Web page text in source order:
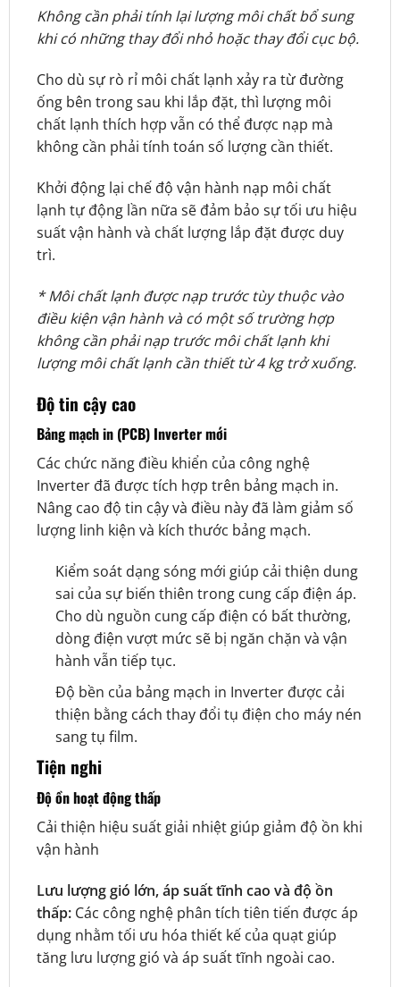
Không cần phải tính lại lượng môi chất bổ sung
khi có những thay đổi nhỏ hoặc thay đổi cục bộ.
Cho dù sự rò rỉ môi chất lạnh xảy ra từ đường
ống bên trong sau khi lắp đặt, thì lượng môi
chất lạnh thích hợp vẫn có thể được nạp mà
không cần phải tính toán số lượng cần thiết.
Khởi động lại chế độ vận hành nạp môi chất
lạnh tự động lần nữa sẽ đảm bảo sự tối ưu hiệu
suất vận hành và chất lượng lắp đặt được duy
trì.
* Môi chất lạnh được nạp trước tùy thuộc vào
điều kiện vận hành và có một số trường hợp
không cần phải nạp trước môi chất lạnh khi
lượng môi chất lạnh cần thiết từ 4 kg trở xuống.
Độ tin cậy cao
Bảng mạch in (PCB) Inverter mới
Các chức năng điều khiển của công nghệ
Inverter đã được tích hợp trên bảng mạch in.
Nâng cao độ tin cậy và điều này đã làm giảm số
lượng linh kiện và kích thước bảng mạch.
Kiểm soát dạng sóng mới giúp cải thiện dung
sai của sự biến thiên trong cung cấp điện áp.
Cho dù nguồn cung cấp điện có bất thường,
dòng điện vượt mức sẽ bị ngăn chặn và vận
hành vẫn tiếp tục.
Độ bền của bảng mạch in Inverter được cải
thiện bằng cách thay đổi tụ điện cho máy nén
sang tụ film.
Tiện nghi
Độ ồn hoạt động thấp
Cải thiện hiệu suất giải nhiệt giúp giảm độ ồn khi
vận hành
Lưu lượng gió lớn, áp suất tĩnh cao và độ ồn
thấp: Các công nghệ phân tích tiên tiến được áp
dụng nhằm tối ưu hóa thiết kế của quạt giúp
tăng lưu lượng gió và áp suất tĩnh ngoài cao.